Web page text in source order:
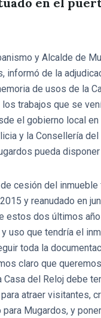
y Alcalde de
informó de la
de usos de la
trabajos que se
el gobierno local en
y la Consellería del
pueda
cesión del inmueble
y reanudado en
estos dos últimos
uso que tendría el
toda la
claro que
Casa del Reloj debe
atraer visitantes,
Mugardos, y